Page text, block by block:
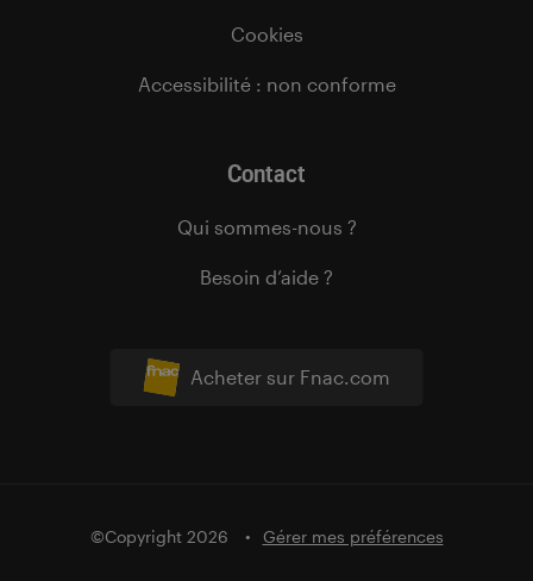
Acheter sur Fnac.com
Cookies
Accessibilité : non conforme
Contact
Qui sommes-nous ?
Besoin d’aide ?
©Copyright 2026 Gérer mes préférences